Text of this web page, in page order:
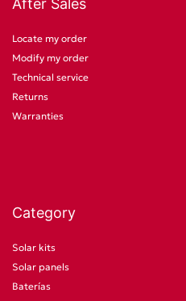
After Sales
Locate my order
Modify my order
Technical service
Returns
Warranties
Category
Solar kits
Solar panels
Baterías